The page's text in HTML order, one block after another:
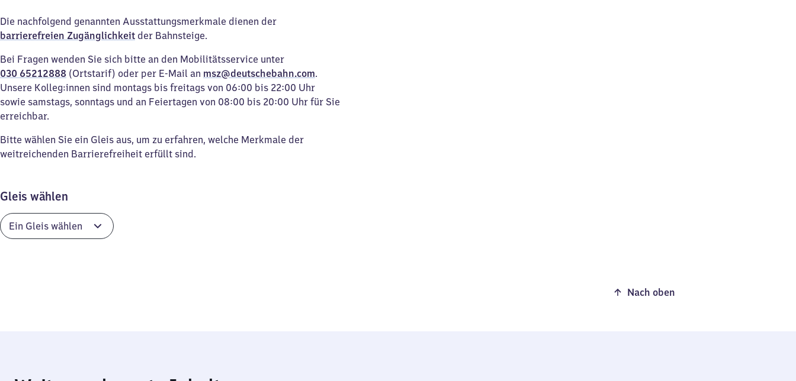
Die nachfolgend genannten Ausstattungsmerkmale dienen der
barrierefreien Zugänglichkeit der Bahnsteige.
Bei Fragen wenden Sie sich bitte an den Mobilitätsservice unter
030 65212888 (Ortstarif) oder per E-Mail an msz@deutschebahn.com.
Unsere Kolleg:innen sind montags bis freitags von 06:00 bis 22:00 Uhr
sowie samstags, sonntags und an Feiertagen von 08:00 bis 20:00 Uhr für Sie
erreichbar.
Bitte wählen Sie ein Gleis aus, um zu erfahren, welche Merkmale der
weitreichenden Barrierefreiheit erfüllt sind.
Gleis wählen
Nach oben